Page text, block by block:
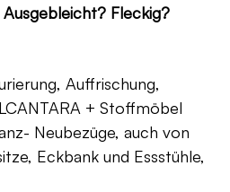
Ausgebleicht? Fleckig?
Auffrischung,
+ Stoffmöbel
Neubezüge, auch von
Eckbank und Essstühle,